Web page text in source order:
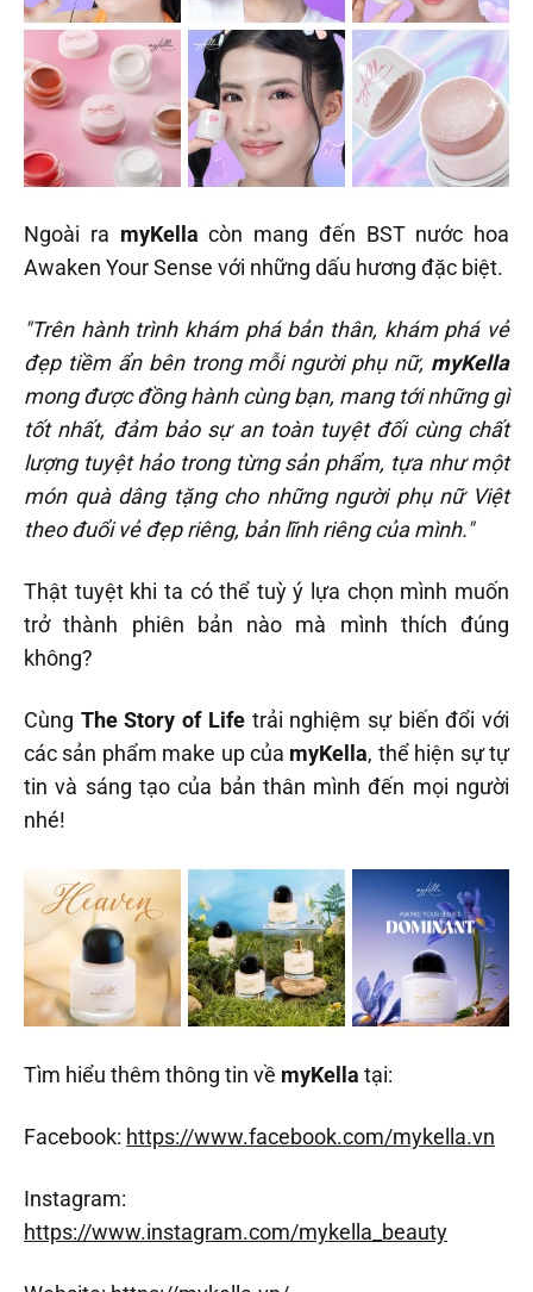
Ngoài ra myKella còn mang đến BST nước hoa
Awaken Your Sense với những dấu hương đặc biệt.
"Trên hành trình khám phá bản thân, khám phá vẻ
đẹp tiềm ẩn bên trong mỗi người phụ nữ, myKella
mong được đồng hành cùng bạn, mang tới những gì
tốt nhất, đảm bảo sự an toàn tuyệt đối cùng chất
lượng tuyệt hảo trong từng sản phẩm, tựa như một
món quà dâng tặng cho những người phụ nữ Việt
theo đuổi vẻ đẹp riêng, bản lĩnh riêng của mình."
Thật tuyệt khi ta có thể tuỳ ý lựa chọn mình muốn
trở thành phiên bản nào mà mình thích đúng
không?
Cùng The Story of Lifetrải nghiệm sự biến đổi với
các sản phẩm make up của myKella, thể hiện sự tự
tin và sáng tạo của bản thân mình đến mọi người
nhé!
Tìm hiểu thêm thông tin về myKella tại:
Facebook: https://www.facebook.com/mykella.vn
Instagram:
https://www.instagram.com/mykella_beauty